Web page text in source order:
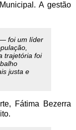
A gestão
— foi um líder
trajetória foi
justa e
Fátima Bezerra